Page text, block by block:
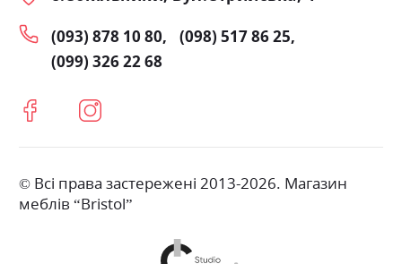
(093) 878 10 80
(098) 517 86 25
(099) 326 22 68
© Всі права застережені 2013-2026. Магазин
меблів “Bristol”